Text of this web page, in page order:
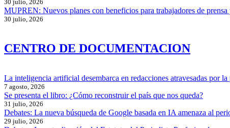
30 julio, 2026
MUPREN: Nuevos planes con beneficios para trabajadores de
30 julio, 2026
CENTRO DE DOCUMENTACION
La inteligencia artificial desembarca en redacciones atravesadas por
7 agosto, 2026
Se presenta el libro: ¿Cómo reconstruir el país que nos queda?
31 julio, 2026
Debates: La nueva búsqueda de Google basada en IA amenaza al
29 julio, 2026